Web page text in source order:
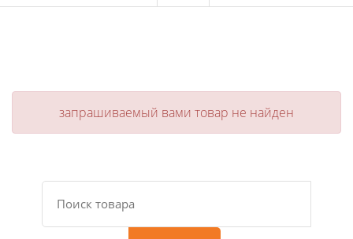
запрашиваемый вами товар не найден